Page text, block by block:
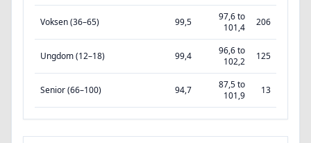
Voksen (36–65) 99,5
97,6 to
101,4
206
Ungdom (12–18) 99,4
96,6 to
102,2
125
Senior (66–100) 94,7
87,5 to
101,9
13